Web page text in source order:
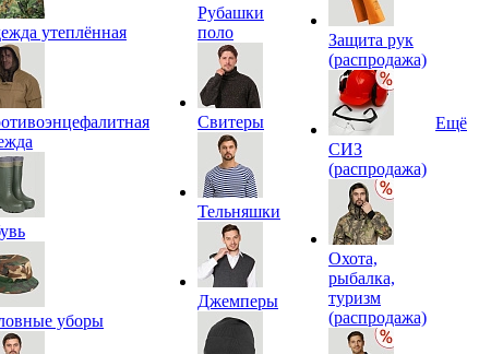
утеплённая
уборы
Рубашки
поло
Свитеры
Тельняшки
Джемперы
Защита рук
(распродажа)
СИЗ
(распродажа)
Охота,
рыбалка,
туризм
(распродажа)
Ещё